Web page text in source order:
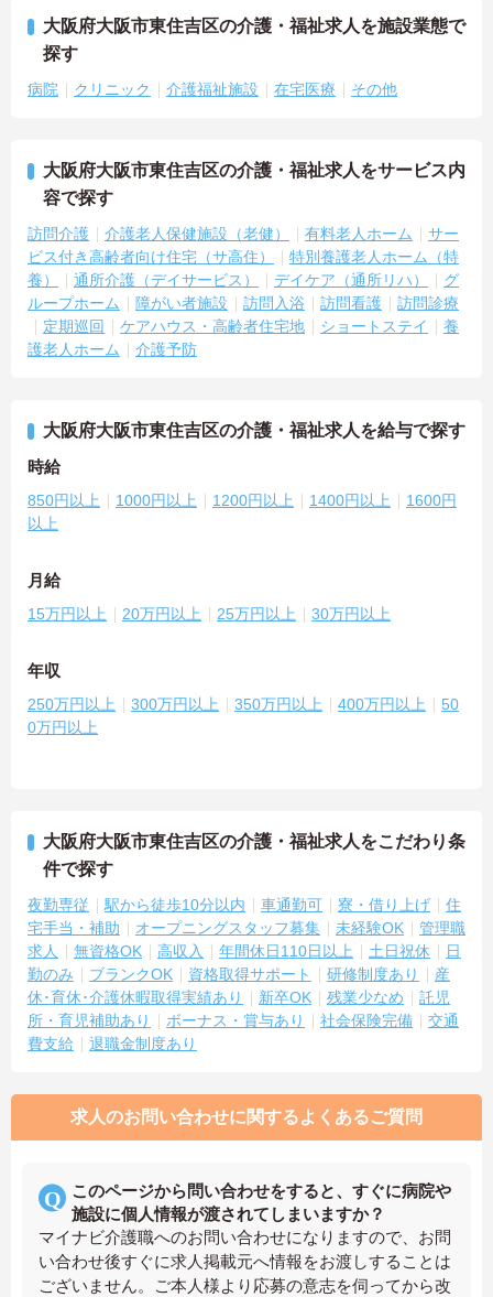
大阪府大阪市東住吉区の介護・福祉求人を施設業態で
探す
病院 クリニック 介護福祉施設 在宅医療 その他
大阪府大阪市東住吉区の介護・福祉求人をサービス内
容で探す
訪問介護 介護老人保健施設（老健） 有料老人ホーム
サー
ビス付き高齢者向け住宅（サ高住）
特別養護老人ホーム（特
養）
通所介護（デイサービス） デイケア（通所リハ）
グ
ループホーム
障がい者施設 訪問入浴 訪問看護
訪問診療
定期巡回
ケアハウス・高齢者住宅地 ショートステイ
養
護老人ホーム
介護予防
大阪府大阪市東住吉区の介護・福祉求人を給与で探す
時給
850円以上 1000円以上 1200円以上 1400円以上
1600円
以上
月給
15万円以上 20万円以上 25万円以上 30万円以上
年収
250万円以上 300万円以上 350万円以上 400万円以上
50
0万円以上
大阪府大阪市東住吉区の介護・福祉求人をこだわり条
件で探す
夜勤専従 駅から徒歩10分以内 車通勤可 寮・借り上げ
住
宅手当・補助
オープニングスタッフ募集 未経験OK
管理職
求人
無資格OK 高収入 年間休日110日以上 土日祝休
日
勤のみ
ブランクOK 資格取得サポート 研修制度あり
産
休･育休･介護休暇取得実績あり
新卒OK 残業少なめ
託児
所・育児補助あり
ボーナス・賞与あり 社会保険完備
交通
費支給
退職金制度あり
求人のお問い合わせに関するよくあるご質問
このページから問い合わせをすると、すぐに病院や
施設に個人情報が渡されてしまいますか？
マイナビ介護職へのお問い合わせになりますので、お問
い合わせ後すぐに求人掲載元へ情報をお渡しすることは
ございません。ご本人様より応募の意志を伺ってから改